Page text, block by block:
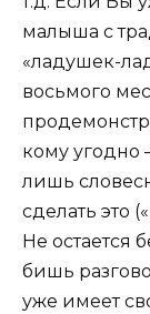
малыша с
«ладушек-
восьмого
кому угодно
лишь
сделать это
Не остается
бишь
уже имеет